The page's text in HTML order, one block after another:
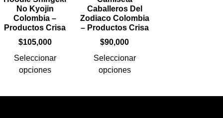
No Kyojin
Colombia –
Productos Crisa
$105,000
Seleccionar
opciones
Caballeros Del
Zodiaco Colombia
– Productos Crisa
$90,000
Seleccionar
opciones